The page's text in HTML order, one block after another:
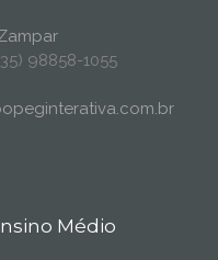
98858-1055
Médio